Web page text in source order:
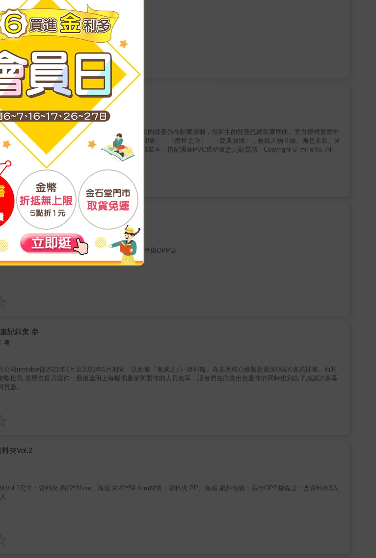
、雷電將軍、納西妲 主題便箋本+軟磁書籤 古文明的遺產仍在影響須彌，但新生的智慧已經敲響序曲。官方授權繁體中
版本中的插畫內容。分成三個精彩章節：〈角色印象〉、〈塵世之旅〉、〈慶典回憶〉，收錄人物立繪、角色衣裝、官
典賀圖、生日賀圖，超過160幅。書籍本體為典藏精裝本，搭配霧面PVC透明書盒更顯質感。Copyright © miHoYo. All
桌上型萬年曆
葬送的芙莉蓮‧欣梅爾桌上型萬年曆 尺寸：約14.8*22cm 材質：紙 外包裝：吊掛OPP袋
記錄集 參
著
公司ufotable從2021年7月至2022年6月期間，以動畫「鬼滅之刃─遊郭篇」為主所精心繪製超過500幅的各式插畫。而封
監松島 晃親自操刀製作，最後還附上每幅插畫參與製作的人員名單，讀者們在欣賞出色畫作的同時也別忘了感謝許多幕
獻。
夾Vol.2
Vol.2尺寸：資料夾 約22*31cm、海報 約42*59.4cm材質：資料夾 PP、海報 紙外包裝：吊掛OPP袋備註：含資料夾3入